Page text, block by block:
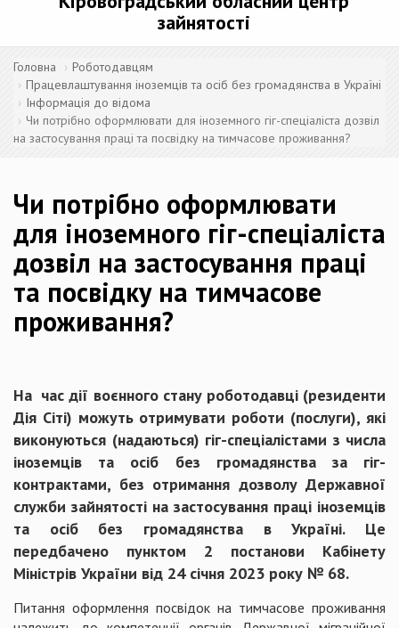
зайнятості
Головна
Роботодавцям
Працевлаштування іноземців та осіб без громадянства в Україні
Інформація до відома
Чи потрібно оформлювати для іноземного гіг-спеціаліста дозвіл
на застосування праці та посвідку на тимчасове проживання?
Чи потрібно оформлювати
для іноземного гіг-спеціаліста
дозвіл на застосування праці
та посвідку на тимчасове
проживання?
На час дії воєнного стану роботодавці (резиденти
Дія Сіті) можуть отримувати роботи (послуги), які
виконуються (надаються) гіг-спеціалістами з числа
іноземців та осіб без громадянства за гіг-
контрактами, без отримання дозволу Державної
служби зайнятості на застосування праці іноземців
та осіб без громадянства в Україні. Це
передбачено пунктом 2 постанови Кабінету
Міністрів України від 24 січня 2023 року № 68.
Питання оформлення посвідок на тимчасове проживання